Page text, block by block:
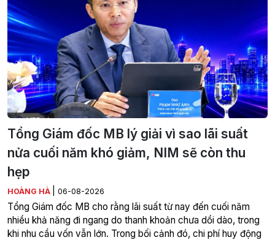
Tổng Giám đốc MB lý giải vì sao lãi suất
nửa cuối năm khó giảm, NIM sẽ còn thu
hẹp
HOÀNG HÀ 06-08-2026
Tổng Giám đốc MB cho rằng lãi suất từ nay đến cuối năm
nhiều khả năng đi ngang do thanh khoản chưa dồi dào, trong
khi nhu cầu vốn vẫn lớn. Trong bối cảnh đó, chi phí huy động